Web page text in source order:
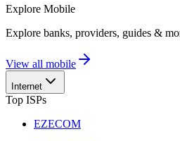
Explore Mobile
Explore banks, providers, guides &
View all mobile
Internet
Top ISPs
EZECOM